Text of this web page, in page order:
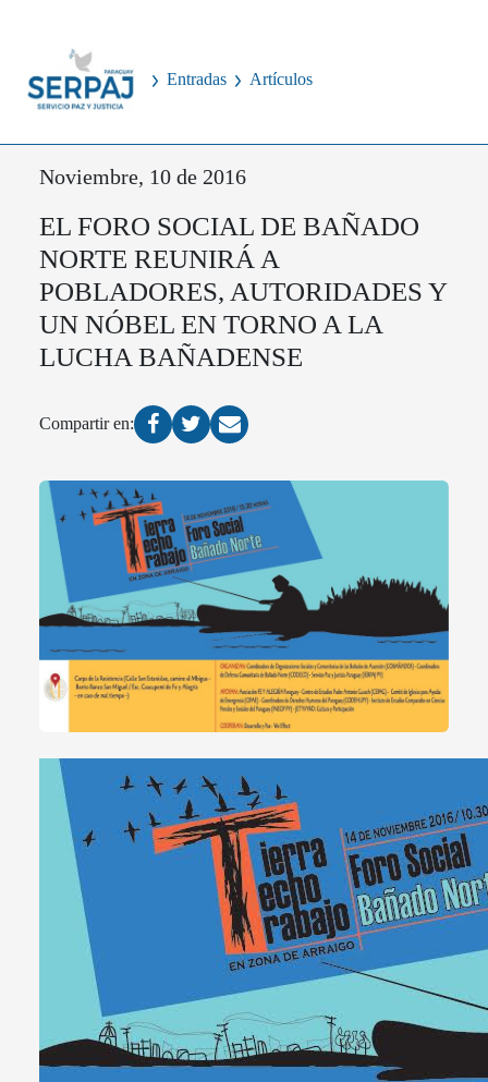
Entradas Artículos
Noviembre, 10 de 2016
EL FORO SOCIAL DE BAÑADO
NORTE REUNIRÁ A
POBLADORES, AUTORIDADES Y
UN NÓBEL EN TORNO A LA
LUCHA BAÑADENSE
Compartir en: